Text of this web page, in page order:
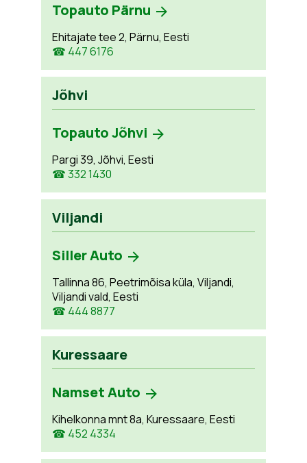
Topauto Pärnu
Ehitajate tee 2, Pärnu, Eesti
☎ 447 6176
Jõhvi
Topauto Jõhvi
Pargi 39, Jõhvi, Eesti
☎ 332 1430
Viljandi
Siller Auto
Tallinna 86, Peetrimõisa küla, Viljandi,
Viljandi vald, Eesti
☎ 444 8877
Kuressaare
Namset Auto
Kihelkonna mnt 8a, Kuressaare, Eesti
☎ 452 4334